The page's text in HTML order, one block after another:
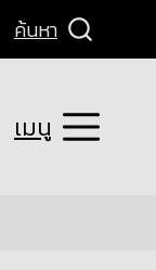
ค้นหา
เมนู